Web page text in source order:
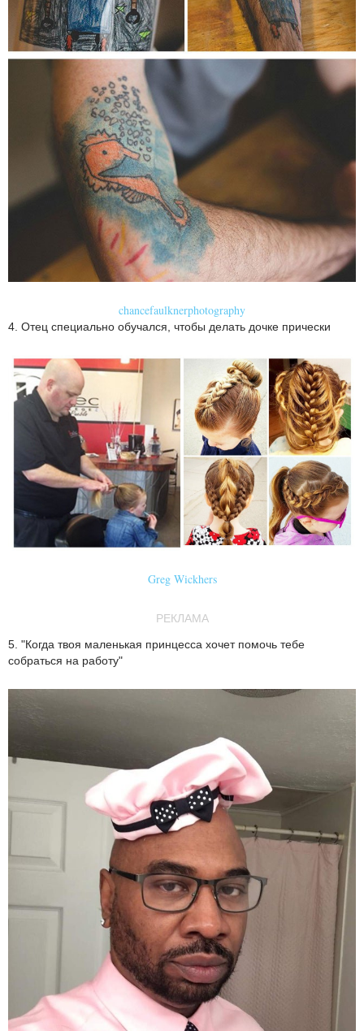
chancefaulknerphotography
4. Отец специально обучался, чтобы делать дочке прически
Greg Wickhers
РЕКЛАМА
5. "Когда твоя маленькая принцесса хочет помочь тебе
собраться на работу"